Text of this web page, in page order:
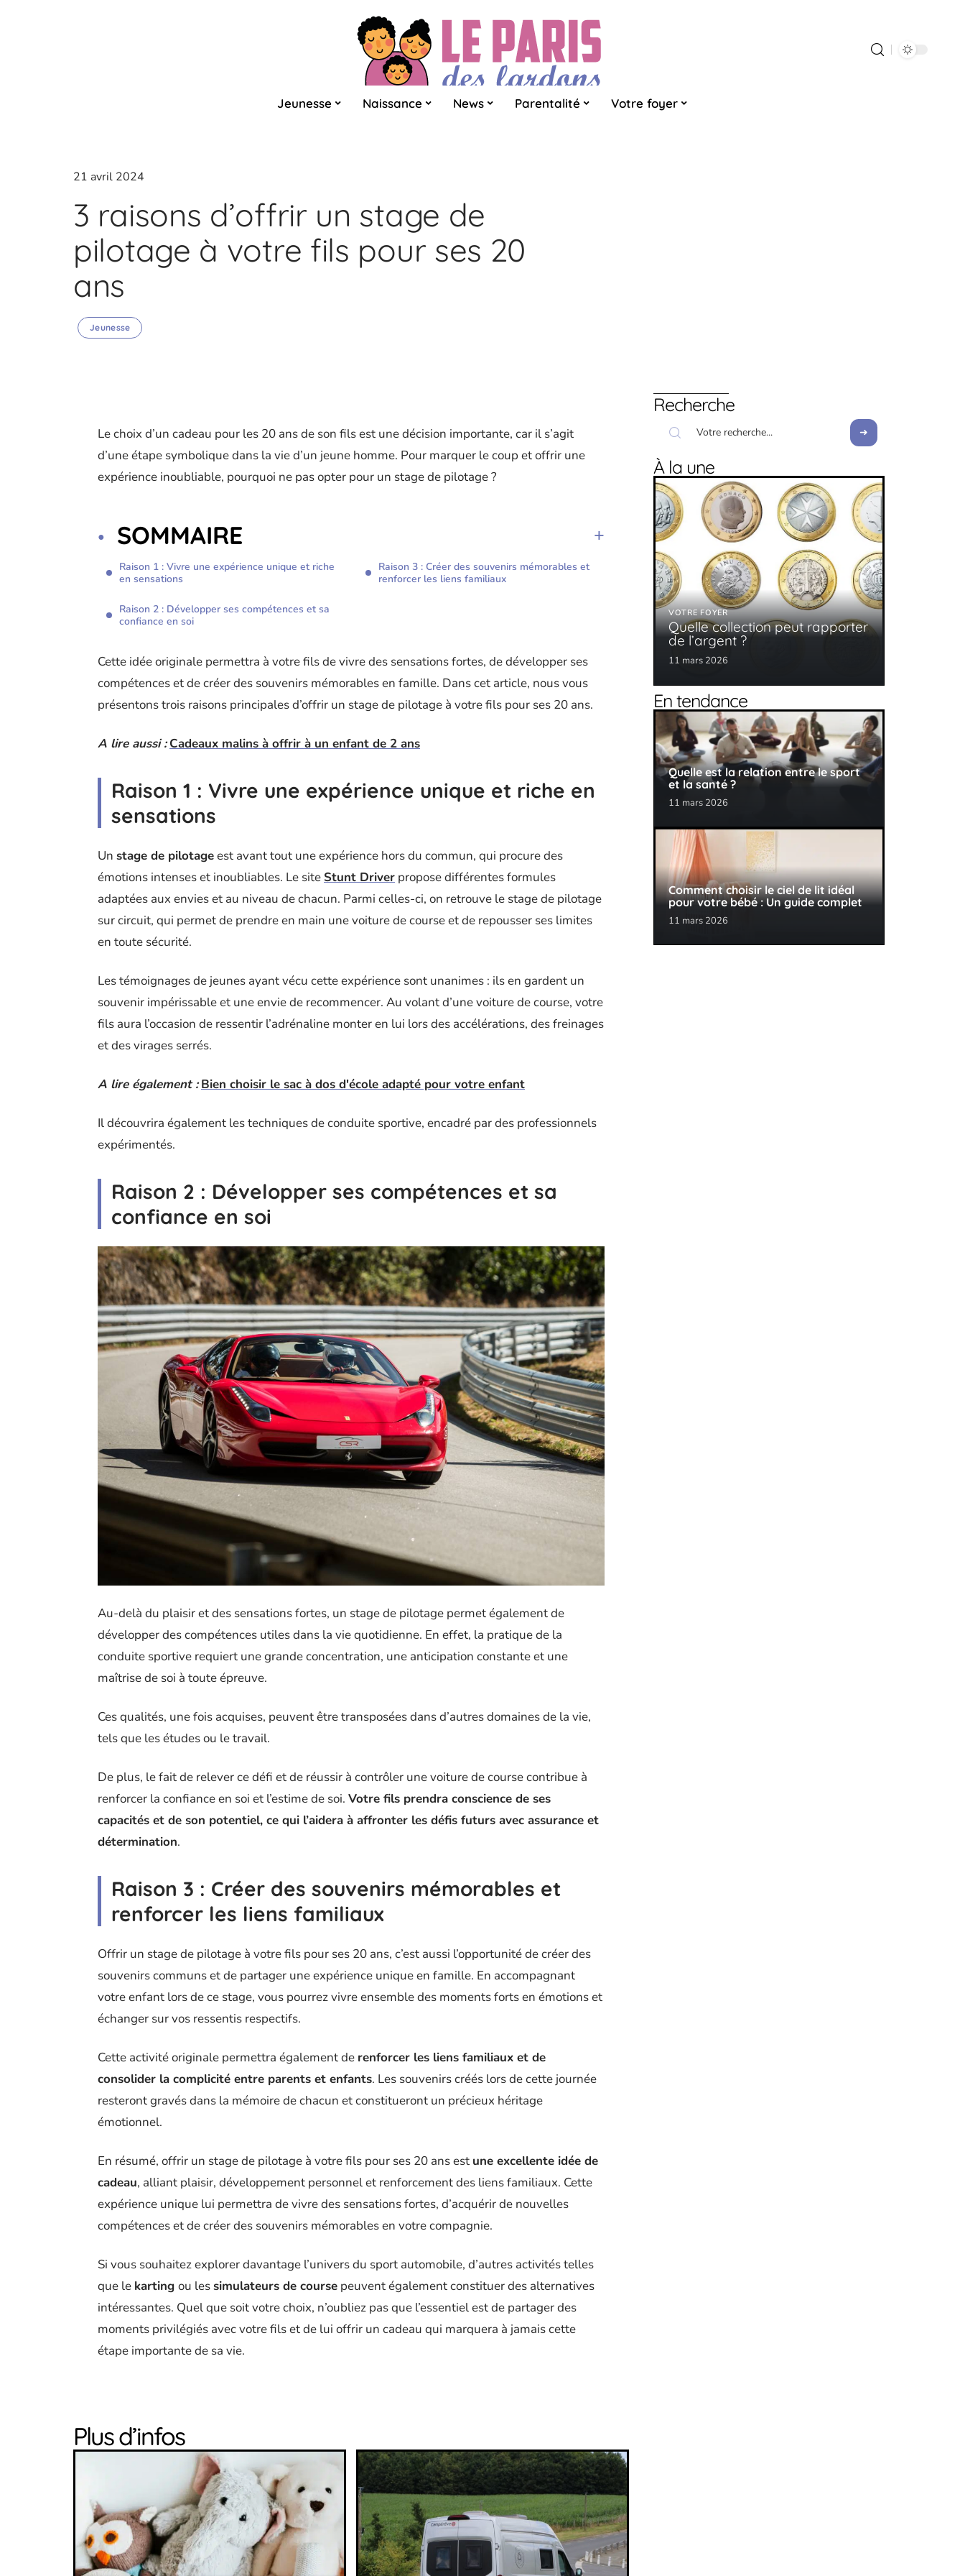
Jeunesse Naissance News Parentalité Votre foyer
21 avril 2024
3 raisons d’offrir un stage de
pilotage à votre fils pour ses 20
ans
Jeunesse
Le choix d’un cadeau pour les 20 ans de son fils est une décision importante, car il s’agit
d’une étape symbolique dans la vie d’un jeune homme. Pour marquer le coup et offrir une
expérience inoubliable, pourquoi ne pas opter pour un stage de pilotage ?
SOMMAIRE
Raison 1 : Vivre une expérience unique et riche
en sensations
Raison 2 : Développer ses compétences et sa
confiance en soi
Raison 3 : Créer des souvenirs mémorables et
renforcer les liens familiaux
Cette idée originale permettra à votre fils de vivre des sensations fortes, de développer ses
compétences et de créer des souvenirs mémorables en famille. Dans cet article, nous vous
présentons trois raisons principales d’offrir un stage de pilotage à votre fils pour ses 20 ans.
A lire aussi : Cadeaux malins à offrir à un enfant de 2 ans
Raison 1 : Vivre une expérience unique et riche en
sensations
Un stage de pilotageest avant tout une expérience hors du commun, qui procure des
émotions intenses et inoubliables. Le site Stunt Driver propose différentes formules
adaptées aux envies et au niveau de chacun. Parmi celles-ci, on retrouve le stage de pilotage
sur circuit, qui permet de prendre en main une voiture de course et de repousser ses limites
en toute sécurité.
Les témoignages de jeunes ayant vécu cette expérience sont unanimes : ils en gardent un
souvenir impérissable et une envie de recommencer. Au volant d’une voiture de course, votre
fils aura l’occasion de ressentir l’adrénaline monter en lui lors des accélérations, des freinages
et des virages serrés.
A lire également : Bien choisir le sac à dos d'école adapté pour votre enfant
Il découvrira également les techniques de conduite sportive, encadré par des professionnels
expérimentés.
Raison 2 : Développer ses compétences et sa
confiance en soi
Au-delà du plaisir et des sensations fortes, un stage de pilotage permet également de
développer des compétences utiles dans la vie quotidienne. En effet, la pratique de la
conduite sportive requiert une grande concentration, une anticipation constante et une
maîtrise de soi à toute épreuve.
Ces qualités, une fois acquises, peuvent être transposées dans d’autres domaines de la vie,
tels que les études ou le travail.
De plus, le fait de relever ce défi et de réussir à contrôler une voiture de course contribue à
renforcer la confiance en soi et l’estime de soi. Votre fils prendra conscience de ses
capacités et de son potentiel, ce qui l’aidera à affronter les défis futurs avec assurance et
détermination.
Raison 3 : Créer des souvenirs mémorables et
renforcer les liens familiaux
Offrir un stage de pilotage à votre fils pour ses 20 ans, c’est aussi l’opportunité de créer des
souvenirs communs et de partager une expérience unique en famille. En accompagnant
votre enfant lors de ce stage, vous pourrez vivre ensemble des moments forts en émotions et
échanger sur vos ressentis respectifs.
Cette activité originale permettra également de renforcer les liens familiaux et de
consolider la complicité entre parents et enfants. Les souvenirs créés lors de cette journée
resteront gravés dans la mémoire de chacun et constitueront un précieux héritage
émotionnel.
En résumé, offrir un stage de pilotage à votre fils pour ses 20 ans est une excellente idée de
cadeau, alliant plaisir, développement personnel et renforcement des liens familiaux. Cette
expérience unique lui permettra de vivre des sensations fortes, d’acquérir de nouvelles
compétences et de créer des souvenirs mémorables en votre compagnie.
Si vous souhaitez explorer davantage l’univers du sport automobile, d’autres activités telles
que le karting ou lessimulateurs de course peuvent également constituer des alternatives
intéressantes. Quel que soit votre choix, n’oubliez pas que l’essentiel est de partager des
moments privilégiés avec votre fils et de lui offrir un cadeau qui marquera à jamais cette
étape importante de sa vie.
Plus d’infos
Recherche
À la une
VOTRE FOYER
Quelle collection peut rapporter
de l’argent ?
11 mars 2026
En tendance
Quelle est la relation entre le sport
et la santé ?
11 mars 2026
Comment choisir le ciel de lit idéal
pour votre bébé : Un guide complet
11 mars 2026